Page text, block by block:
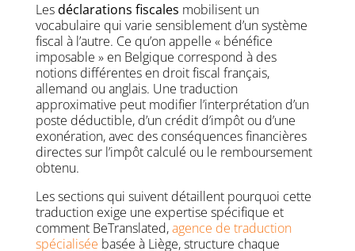
Lesdéclarations fiscales mobilisent un
vocabulaire qui varie sensiblement d’un système
fiscal à l’autre. Ce qu’on appelle « bénéfice
imposable » en Belgique correspond à des
notions différentes en droit fiscal français,
allemand ou anglais. Une traduction
approximative peut modifier l’interprétation d’un
poste déductible, d’un crédit d’impôt ou d’une
exonération, avec des conséquences financières
directes sur l’impôt calculé ou le remboursement
obtenu.
Les sections qui suivent détaillent pourquoi cette
traduction exige une expertise spécifique et
comment BeTranslated,agence de traduction
spécialisée basée à Liège, structure chaque